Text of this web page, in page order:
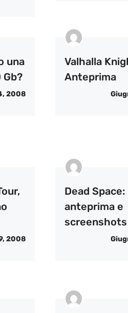
una
Gb?
2008
Valhalla
Anteprima
2008
Dead Space:
anteprima e
screenshots